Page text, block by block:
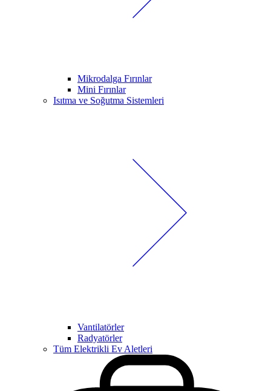
Mikrodalga Fırınlar
Mini Fırınlar
Isıtma ve Soğutma Sistemleri
Vantilatörler
Radyatörler
Tüm Elektrikli Ev Aletleri